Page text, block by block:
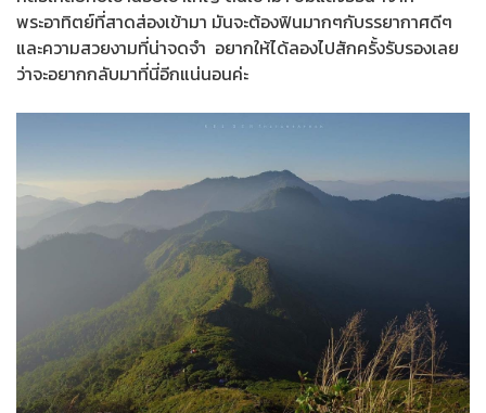
พระอาทิตย์ที่สาดส่องเข้ามา มันจะต้องฟินมากๆกับรรยากาศดีๆ
และความสวยงามที่น่าจดจำ อยากให้ได้ลองไปสักครั้งรับรองเลย
ว่าจะอยากกลับมาที่นี่อีกแน่นอนค่ะ